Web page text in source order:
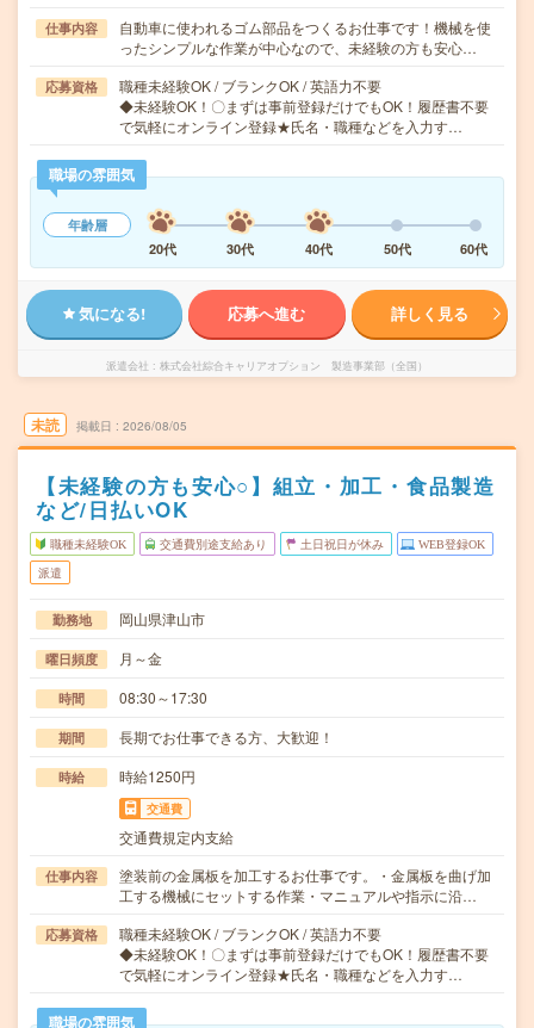
仕事内容
自動車に使われるゴム部品をつくるお仕事です！機械を使
ったシンプルな作業が中心なので、未経験の方も安心…
応募資格
職種未経験OK / ブランクOK / 英語力不要
◆未経験OK！〇まずは事前登録だけでもOK！履歴書不要
で気軽にオンライン登録★氏名・職種などを入力す…
職場の雰囲気
年齢層
20代
30代 40代 50代 60代
気になる! 応募へ進む 詳しく見る
派遣会社 株式会社綜合キャリアオプション 製造事業部（全国）
未読 掲載日 2026/08/05
【未経験の方も安心○】組立・加工・食品製造
など/日払いOK
職種未経験OK 交通費別途支給あり 土日祝日が休み WEB登録OK
派遣
勤務地 岡山県津山市
曜日頻度 月～金
時間 08:30～17:30
期間 長期でお仕事できる方、大歓迎！
時給 時給1250円
交通費
交通費規定内支給
仕事内容
塗装前の金属板を加工するお仕事です。・金属板を曲げ加
工する機械にセットする作業・マニュアルや指示に沿…
応募資格
職種未経験OK / ブランクOK / 英語力不要
◆未経験OK！〇まずは事前登録だけでもOK！履歴書不要
で気軽にオンライン登録★氏名・職種などを入力す…
職場の雰囲気